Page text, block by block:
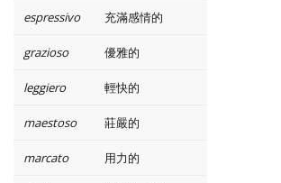
espressivo 充滿感情的
grazioso 優雅的
leggiero 輕快的
maestoso 莊嚴的
marcato 用力的